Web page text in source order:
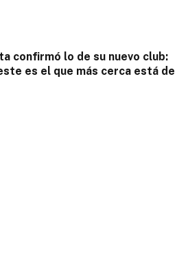
confirmó lo de su nuevo club:
es el que más cerca está de